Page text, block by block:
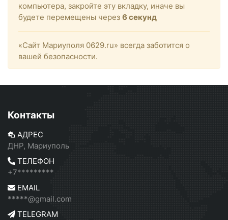
компьютера, закройте эту вкладку, иначе вы
будете перемещены через 6 секунд
«Сайт Мариуполя 0629.ru» всегда заботится о
вашей безопасности.
Контакты
АДРЕС
ДНР, Мариуполь
ТЕЛЕФОН
+7*********
EMAIL
*****@gmail.com
TELEGRAM